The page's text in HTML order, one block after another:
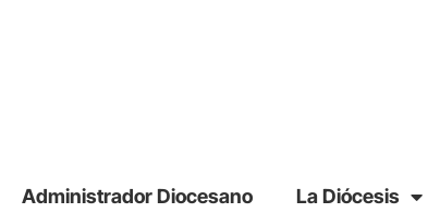
Administrador Diocesano La Diócesis